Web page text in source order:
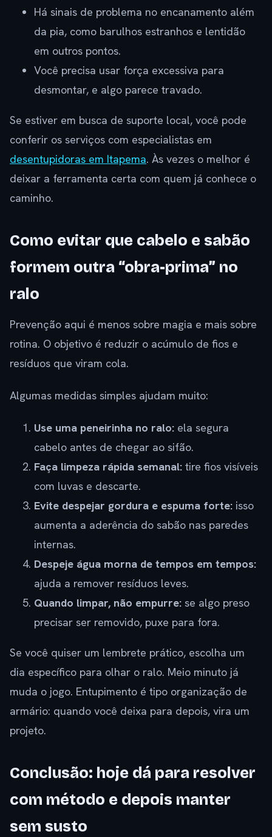
Há sinais de problema no encanamento além
da pia, como barulhos estranhos e lentidão
em outros pontos.
Você precisa usar força excessiva para
desmontar, e algo parece travado.
Se estiver em busca de suporte local, você pode
conferir os serviços com especialistas em
desentupidoras em Itapema. Às vezes o melhor é
deixar a ferramenta certa com quem já conhece o
caminho.
Como evitar que cabelo e sabão
formem outra “obra-prima” no
ralo
Prevenção aqui é menos sobre magia e mais sobre
rotina. O objetivo é reduzir o acúmulo de fios e
resíduos que viram cola.
Algumas medidas simples ajudam muito:
Use uma peneirinha no ralo: ela segura
cabelo antes de chegar ao sifão.
Faça limpeza rápida semanal: tire fios visíveis
com luvas e descarte.
Evite despejar gordura e espuma forte: isso
aumenta a aderência do sabão nas paredes
internas.
Despeje água morna de tempos em tempos:
ajuda a remover resíduos leves.
Quando limpar, não empurre: se algo preso
precisar ser removido, puxe para fora.
Se você quiser um lembrete prático, escolha um
dia específico para olhar o ralo. Meio minuto já
muda o jogo. Entupimento é tipo organização de
armário: quando você deixa para depois, vira um
projeto.
Conclusão: hoje dá para resolver
com método e depois manter
sem susto